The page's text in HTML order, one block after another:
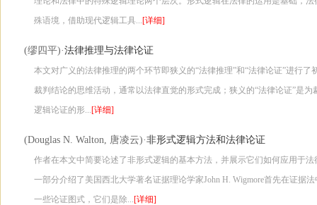
殊语境，借助现代逻辑工具...[详细]
(缪四平)·法律推理与法律论证
本文对广义的法律推理的两个环节即狭义的“法律推理”和“法律论证”进行
裁判结论的思维活动，通常以法律直觉的形式完成；狭义的“法律论证”是
逻辑论证的形...[详细]
(Douglas N. Walton, 唐凌云)·非形式逻辑方法和法律论证
作者在本文中简要论述了非形式逻辑的基本方法，并展示它们如何应用于
一部分介绍了美国西北大学著名证据理论学家John H. Wigmore首先在证据
一些论证图式，它们是除...[详细]